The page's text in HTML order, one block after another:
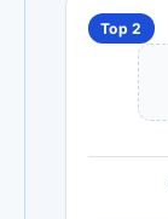
Top 2